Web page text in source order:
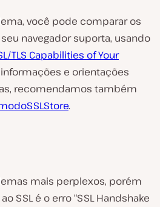
você pode comparar os
navegador suporta, usando
TLS Capabilities of Your
informações e orientações
recomendamos também
.
mais perplexos, porém
SSL é o erro “SSL Handshake